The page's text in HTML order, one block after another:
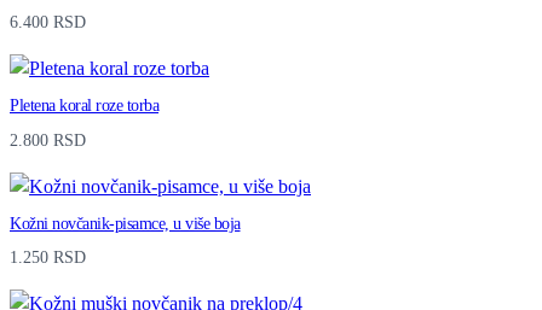
6.400 RSD
Pletena koral roze torba
2.800 RSD
Kožni novčanik-pisamce, u više boja
1.250 RSD